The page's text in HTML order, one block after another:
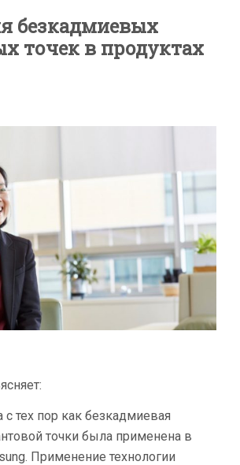
безкадмиевых
точек в продуктах
тех пор как безкадмиевая
точки была применена в
Применение технологии